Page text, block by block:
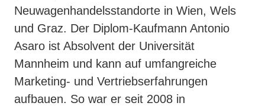
Neuwagenhandelsstandorte in Wien, Wels
und Graz. Der Diplom-Kaufmann Antonio
Asaro ist Absolvent der Universität
Mannheim und kann auf umfangreiche
Marketing- und Vertriebserfahrungen
aufbauen. So war er seit 2008 in